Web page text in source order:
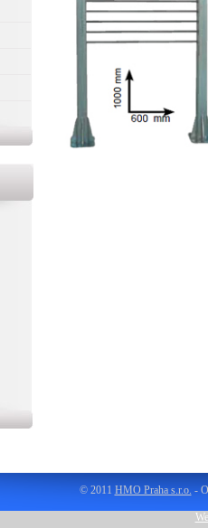
© 2011 HMO Praha s.r.o. -